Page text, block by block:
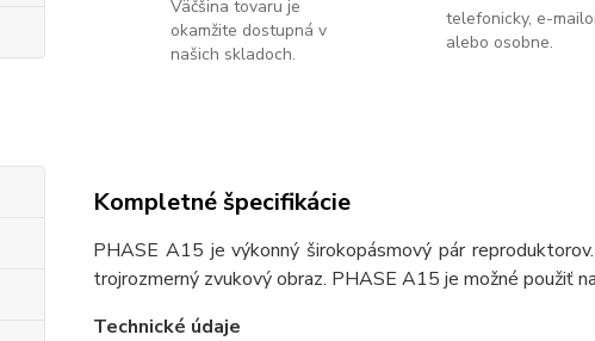
Väčšina tovaru je
okamžite dostupná v
našich skladoch.
telefonicky, e-
alebo osobne.
Kompletné špecifikácie
PHASE A15 je výkonný širokopásmový pár
trojrozmerný zvukový obraz. PHASE A15 je možné použiť
Technické údaje